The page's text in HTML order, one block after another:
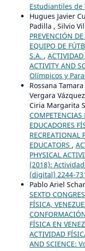
Estudiantiles de
Hugues Javier
Padilla , Silvio
PREVENCIÓN
EQUIPO DE
S.A. ,
ACTIVITY AND
Olímpicos y
Rossana
Vergara
Ciria Margarita
COMPETENCIAS
EDUCADORES
RECREATIONAL
EDUCATORS ,
PHYSICAL
(2018):
(digital) 2244-
Pablo Ariel
SEXTO
FÍSICA,
FÍSICA EN
ACTIVIDAD
AND SCIENCE: